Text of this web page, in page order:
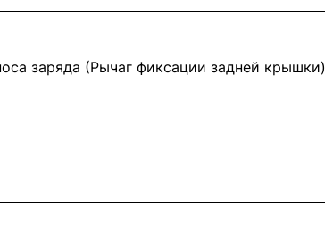
заряда (Рычаг фиксации задней крышки)